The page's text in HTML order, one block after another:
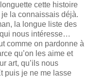
cette histoire
je la connaissais déjà.
la longue liste des
qui nous intéresse…
comme on pardonne à
qu’on les aime et
art, qu’ils nous
puis je ne me lasse